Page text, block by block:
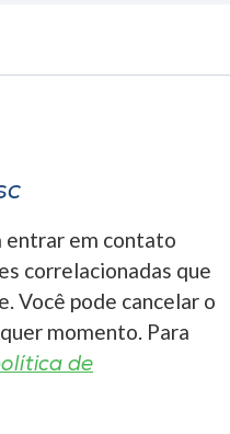
entrar em contato
correlacionadas que
Você pode cancelar o
momento. Para
de